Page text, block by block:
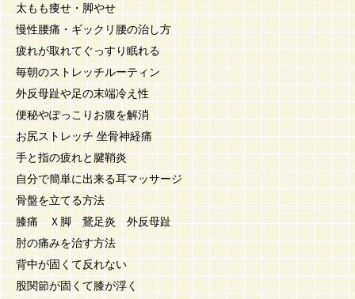
太もも痩せ・脚やせ
慢性腰痛・ギックリ腰の治し方
疲れが取れてぐっすり眠れる
毎朝のストレッチルーティン
外反母趾や足の末端冷え性
便秘やぽっこりお腹を解消
お尻ストレッチ 坐骨神経痛
手と指の疲れと腱鞘炎
自分で簡単に出来る耳マッサージ
骨盤を立てる方法
膝痛 Ｘ脚 鵞足炎 外反母趾
肘の痛みを治す方法
背中が固くて反れない
股関節が固くて膝が浮く